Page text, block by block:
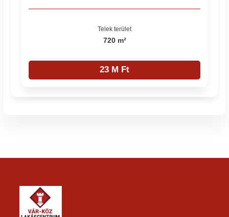
Telek terület
720 m²
23 M Ft